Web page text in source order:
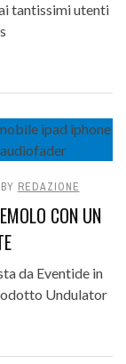
tantissimi utenti
BY REDAZIONE
CON UN
da Eventide in
Undulator